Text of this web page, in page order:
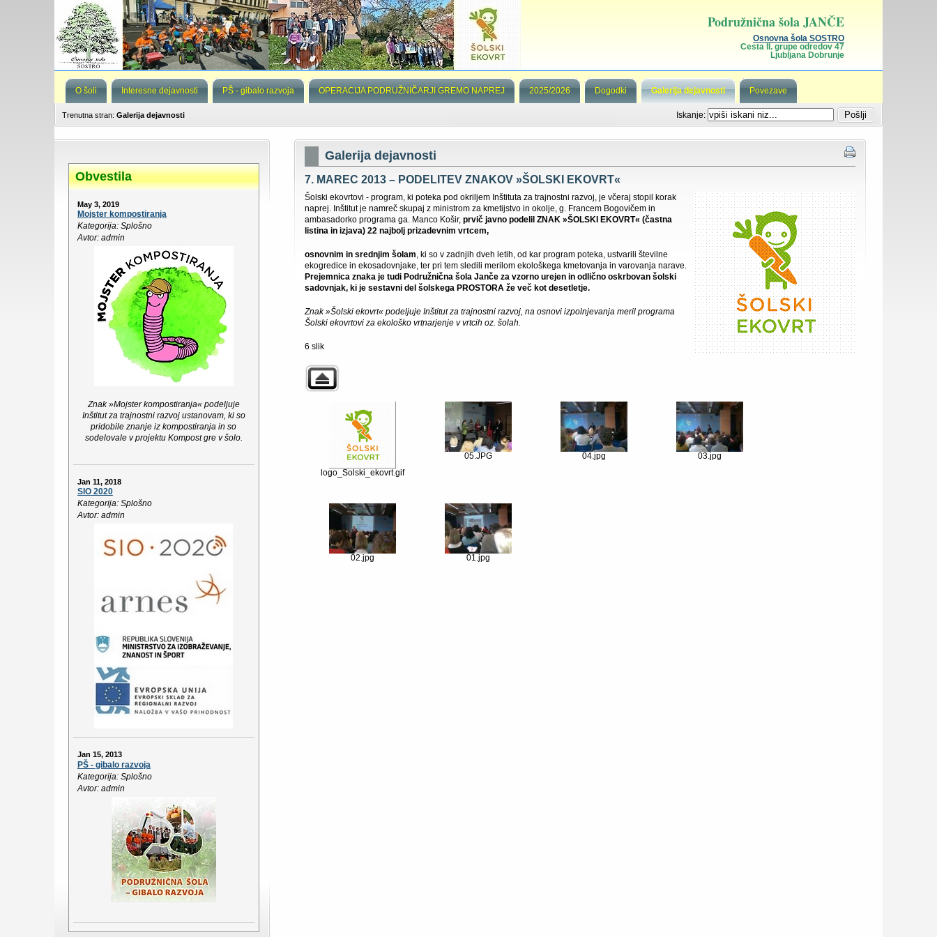
Podružnična šola JANČE
Osnovna šola SOSTRO
Cesta II. grupe odredov 47
Ljubljana Dobrunje
O šoli Interesne dejavnosti PŠ - gibalo razvoja OPERACIJA PODRUŽNIČARJI GREMO NAPREJ 2025/2026 Dogodki Galerija dejavnosti Povezave
Iskanje:
Trenutna stran: Galerija dejavnosti
Obvestila
May 3, 2019
Mojster kompostiranja
Kategorija: Splošno
Avtor: admin
Znak »Mojster kompostiranja« podeljuje
Inštitut za trajnostni razvoj ustanovam, ki so
pridobile znanje iz kompostiranja in so
sodelovale v projektu Kompost gre v šolo.
Jan 11, 2018
SIO 2020
Kategorija: Splošno
Avtor: admin
Jan 15, 2013
PŠ - gibalo razvoja
Kategorija: Splošno
Avtor: admin
Galerija dejavnosti
7. MAREC 2013 – PODELITEV ZNAKOV »ŠOLSKI EKOVRT«
Šolski ekovrtovi - program, ki poteka pod okriljem Inštituta za trajnostni razvoj, je včeraj stopil korak
naprej. Inštitut je namreč skupaj z ministrom za kmetijstvo in okolje, g. Francem Bogovičem in
ambasadorko programa ga. Manco Košir,prvič javno podelil ZNAK »ŠOLSKI EKOVRT« (častna
listina in izjava) 22 najbolj prizadevnim vrtcem,
osnovnim in srednjim šolam, ki so v zadnjih dveh letih, od kar program poteka, ustvarili številne
ekogredice in ekosadovnjake, ter pri tem sledili merilom ekološkega kmetovanja in varovanja narave.
Prejemnica znaka je tudi Podružnična šola Janče za vzorno urejen in odlično oskrbovan šolski
sadovnjak, ki je sestavni del šolskega PROSTORA že več kot desetletje.
Znak »Šolski ekovrt« podeljuje Inštitut za trajnostni razvoj, na osnovi izpolnjevanja meril programa
Šolski ekovrtovi za ekološko vrtnarjenje v vrtcih oz. šolah.
6 slik
logo_Solski_ekovrt.gif
05.JPG 04.jpg 03.jpg
02.jpg 01.jpg